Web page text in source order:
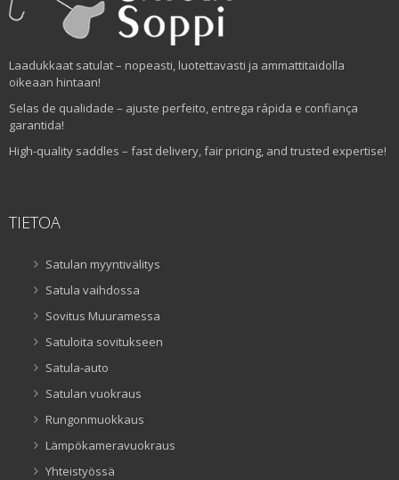
Laadukkaat satulat – nopeasti, luotettavasti ja ammattitaidolla
oikeaan hintaan!
Selas de qualidade – ajuste perfeito, entrega rápida e confiança
garantida!
High-quality saddles – fast delivery, fair pricing, and trusted expertise!
TIETOA
Satulan myyntivälitys
Satula vaihdossa
Sovitus Muuramessa
Satuloita sovitukseen
Satula-auto
Satulan vuokraus
Rungonmuokkaus
Lämpökameravuokraus
Yhteistyössä